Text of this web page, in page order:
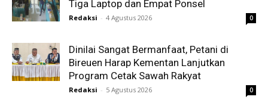
Tiga Laptop dan Empat Ponsel
Redaksi - 4 Agustus 2026 0
Dinilai Sangat Bermanfaat, Petani di
Bireuen Harap Kementan Lanjutkan
Program Cetak Sawah Rakyat
Redaksi - 5 Agustus 2026 0